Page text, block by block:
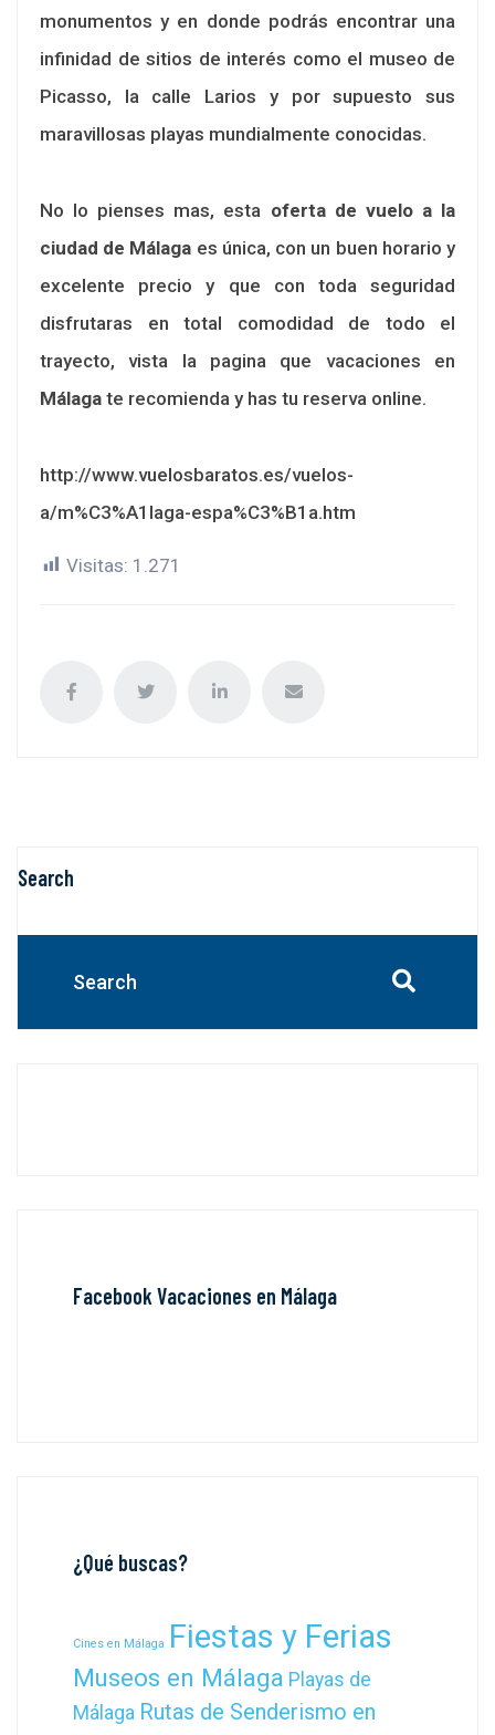
monumentos y en donde podrás encontrar una
infinidad de sitios de interés como el museo de
Picasso, la calle Larios y por supuesto sus
maravillosas playas mundialmente conocidas.
No lo pienses mas, esta oferta de vuelo a la
ciudad de Málaga es única, con un buen horario y
excelente precio y que con toda seguridad
disfrutaras en total comodidad de todo el
trayecto, vista la pagina que vacaciones en
Málaga te recomienda y has tu reserva online.
http://www.vuelosbaratos.es/vuelos-
a/m%C3%A1laga-espa%C3%B1a.htm
Visitas: 1.271
Search
Facebook Vacaciones en Málaga
¿Qué buscas?
Cines en Málaga Fiestas y Ferias
Museos en Málaga Playas de
Málaga Rutas de Senderismo en